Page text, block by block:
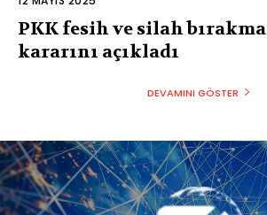
PKK fesih ve silah bırakma
kararını açıkladı
DEVAMINI GÖSTER